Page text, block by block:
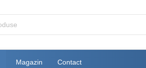
Magazin Contact